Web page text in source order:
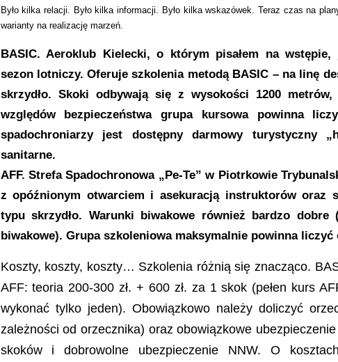
Było kilka relacji. Było kilka informacji. Było kilka wskazówek. Teraz czas na
warianty na realizację marzeń.
BASIC. Aeroklub Kielecki, o którym pisałem na
sezon lotniczy. Oferuje szkolenia metodą BASIC – na linę
skrzydło. Skoki odbywają się z wysokości 1200
względów bezpieczeństwa grupa kursowa powinna
spadochroniarzy jest dostępny darmowy turystyczny
sanitarne.
AFF. Strefa Spadochronowa „Pe-Te” w Piotrkowie
z opóźnionym otwarciem i asekuracją instruktorów oraz
typu skrzydło. Warunki biwakowe również bardzo
biwakowe). Grupa szkoleniowa maksymalnie powinna liczyć
Koszty, koszty, koszty… Szkolenia różnią się znacząco.
AFF: teoria 200-300 zł. + 600 zł. za 1 skok (pełen kurs
wykonać tylko jeden). Obowiązkowo należy doliczyć
zależności od orzecznika) oraz obowiązkowe
skoków i dobrowolne ubezpieczenie NNW. O